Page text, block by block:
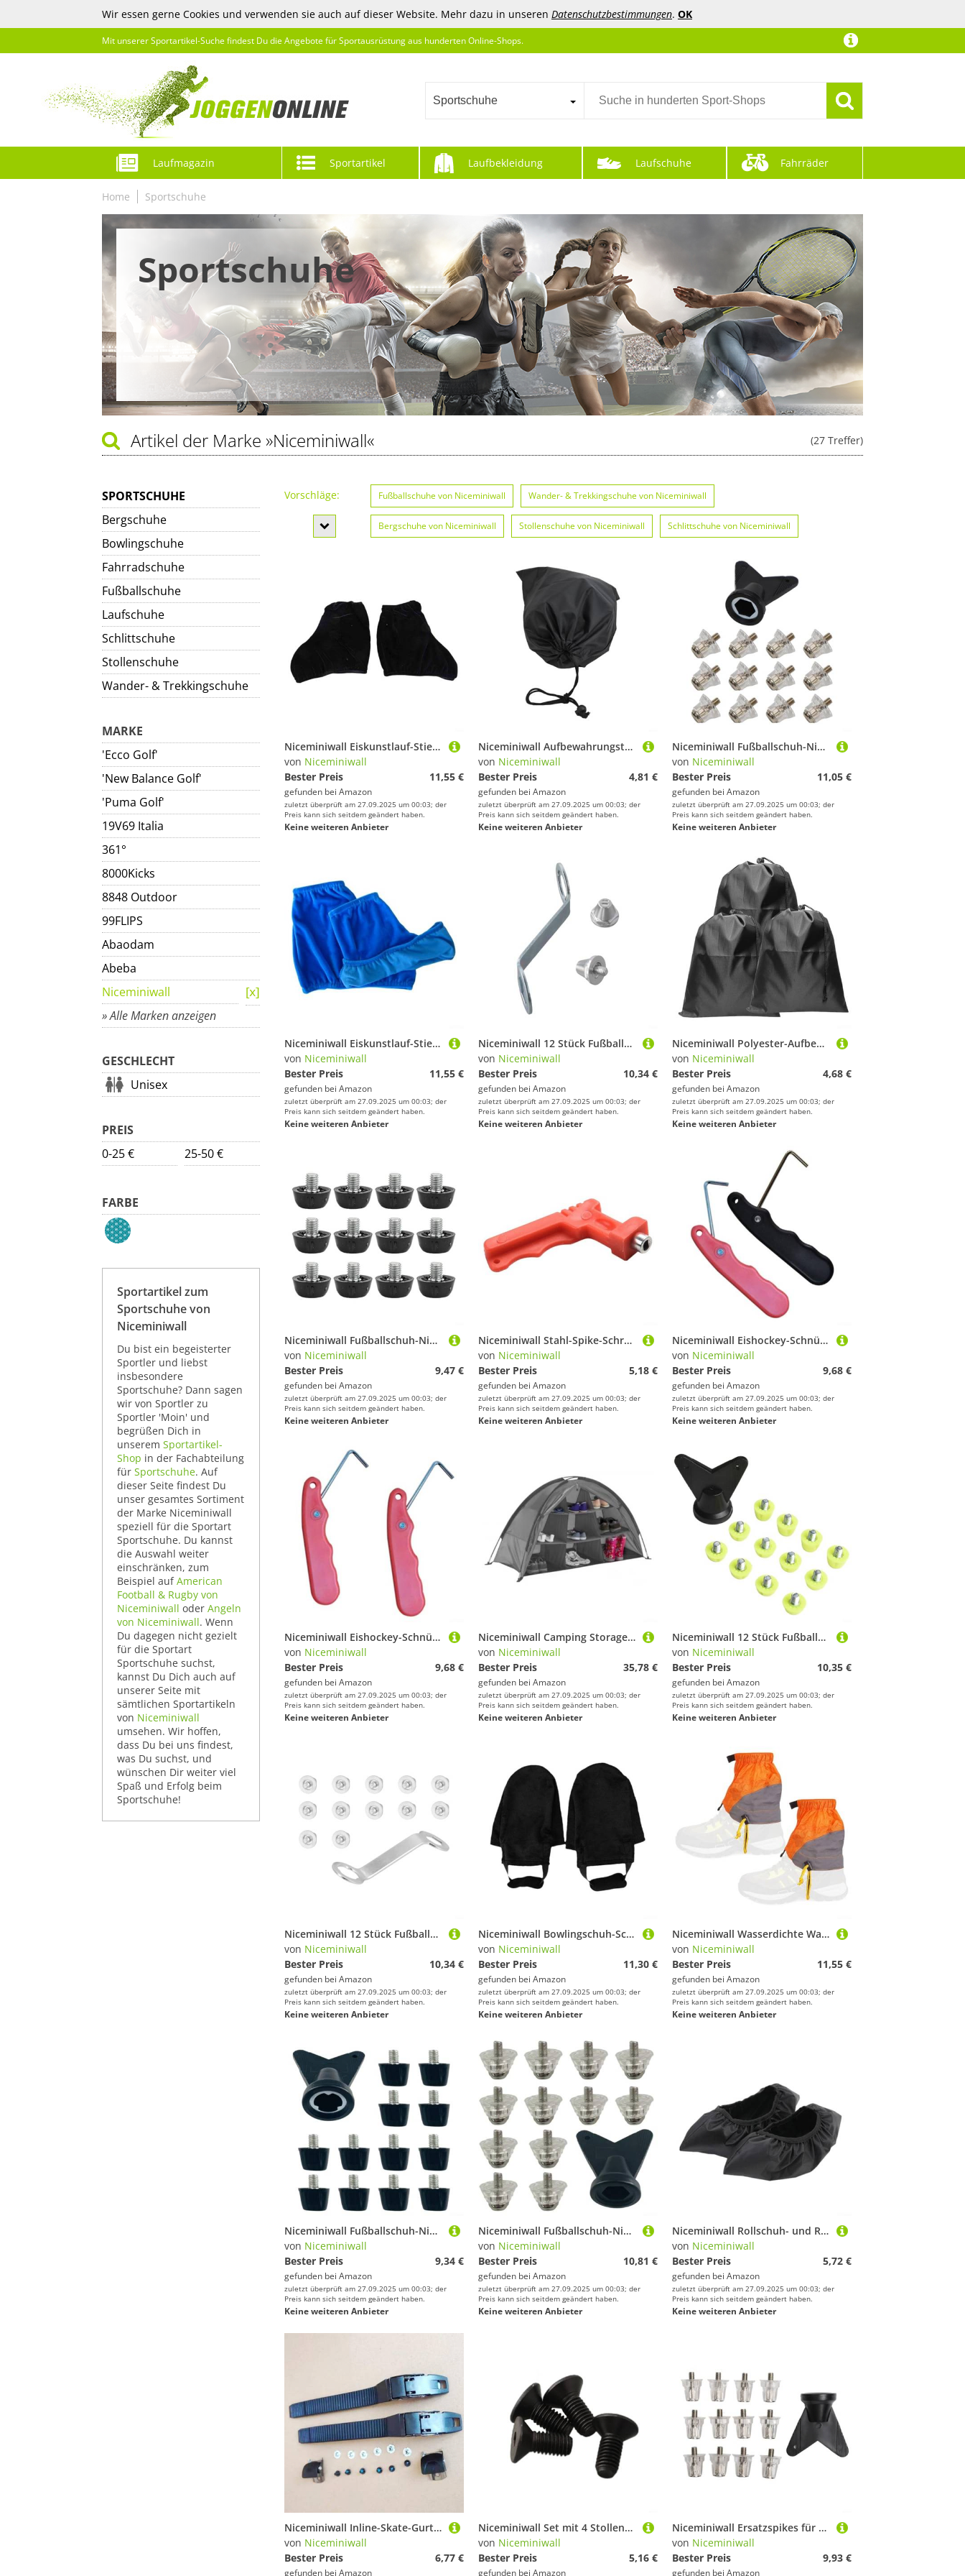
Wir essen gerne Cookies und verwenden sie auch auf dieser Website. Mehr dazu in unseren Datenschutzbestimmungen. OK
Mit unserer Sportartikel-Suche findest Du die Angebote für Sportausrüstung aus hunderten Online-Shops.
Sportschuhe
Laufmagazin Sportartikel Laufbekleidung Laufschuhe Fahrräder
Home Sportschuhe
Sportschuhe
(27 Treffer)
Artikel der Marke »Niceminiwall«
SPORTSCHUHE
Bergschuhe
Bowlingschuhe
Fahrradschuhe
Fußballschuhe
Laufschuhe
Schlittschuhe
Stollenschuhe
Wander- & Trekkingschuhe
MARKE
'Ecco Golf'
'New Balance Golf'
'Puma Golf'
19V69 Italia
361°
8000Kicks
8848 Outdoor
99FLIPS
Abaodam
Abeba
Niceminiwall
» Alle Marken anzeigen
GESCHLECHT
Unisex
PREIS
0-25 €
25-50 €
FARBE
Sportartikel zum
Sportschuhe von
Niceminiwall
Du bist ein begeisterter
Sportler und liebst
insbesondere
Sportschuhe? Dann sagen
wir von Sportler zu
Sportler 'Moin' und
begrüßen Dich in
unserem Sportartikel-
Shop in der Fachabteilung
für Sportschuhe. Auf
dieser Seite findest Du
unser gesamtes Sortiment
der Marke Niceminiwall
speziell für die Sportart
Sportschuhe. Du kannst
die Auswahl weiter
einschränken, zum
Beispiel aufAmerican
Football & Rugby von
Niceminiwall oder Angeln
von Niceminiwall. Wenn
Du dagegen nicht gezielt
für die Sportart
Sportschuhe suchst,
kannst Du Dich auch auf
unserer Seite mit
sämtlichen Sportartikeln
von Niceminiwall
umsehen. Wir hoffen,
dass Du bei uns findest,
was Du suchst, und
wünschen Dir weiter viel
Spaß und Erfolg beim
Sportschuhe!
Vorschläge: Fußballschuhe von Niceminiwall Wander- & Trekkingschuhe von Niceminiwall
Bergschuhe von Niceminiwall Stollenschuhe von Niceminiwall Schlittschuhe von Niceminiwall
Niceminiwall Eiskunstlauf-Stiefelüberzüge, elastisch, schützend, Polyester, Schuhschoner für Schlittschuhe und Hockeyschlittschuhe, staubabweisend, schmutzabweisend, wiederverwendbar, waschbar
von Niceminiwall
Bester Preis
11,55 €
gefunden bei Amazon
zuletzt überprüft am 27.09.2025 um 00:03; der
Preis kann sich seitdem geändert haben.
Keine weiteren Anbieter
Niceminiwall Aufbewahrungstasche aus Polyester mit Kordelzug für Camping, Wandern, Angeln, Radfahren, Reisen, Fitnessstudio, leichter 210D-Kleidungs- und Schuh-Organizer-Sack, mehrere Größen für
von Niceminiwall
Bester Preis
4,81 €
gefunden bei Amazon
zuletzt überprüft am 27.09.2025 um 00:03; der
Preis kann sich seitdem geändert haben.
Keine weiteren Anbieter
Niceminiwall Fußballschuh-Nieten, 5 mm Gewinde, Metall, Kunststoff, Ersatzspikes, rutschfest, stabiler Griff für Standard-Fußballschuhe für Rugby- und Wanderschuhe (16 mm), 12 Stück
von Niceminiwall
Bester Preis
11,05 €
gefunden bei Amazon
zuletzt überprüft am 27.09.2025 um 00:03; der
Preis kann sich seitdem geändert haben.
Keine weiteren Anbieter
Niceminiwall Eiskunstlauf-Stiefelüberzüge, elastisch, schützend, Polyester, Schuhschoner für Schlittschuhe und Hockeyschlittschuhe, staubabweisend, schmutzabweisend, wiederverwendbar, waschbar
von Niceminiwall
Bester Preis
11,55 €
gefunden bei Amazon
zuletzt überprüft am 27.09.2025 um 00:03; der
Preis kann sich seitdem geändert haben.
Keine weiteren Anbieter
Niceminiwall 12 Stück Fußballschuh-Nieten aus Aluminiumlegierung, stabile rutschfeste Stollen, kompatibel mit Standard-Rugby- und Fußballschuhen mit 5 mm Gewinde, inklusive (11 mm)
von Niceminiwall
Bester Preis
10,34 €
gefunden bei Amazon
zuletzt überprüft am 27.09.2025 um 00:03; der
Preis kann sich seitdem geändert haben.
Keine weiteren Anbieter
Niceminiwall Polyester-Aufbewahrungstasche mit Kordelzug für Camping, Wandern, Angeln, Radfahren, Reisen, Fitnessstudio, leichter 210D-Kleidungs- und Schuh-Organizer-Sack, mehrere Größen für Outdoor
von Niceminiwall
Bester Preis
4,68 €
gefunden bei Amazon
zuletzt überprüft am 27.09.2025 um 00:03; der
Preis kann sich seitdem geändert haben.
Keine weiteren Anbieter
Niceminiwall Fußballschuh-Nieten, Ersatzspikes, stabiles, rutschfestes 5-mm-Gewinde für Rugby-Stollen und Wanderschuhe, Metall- und Kunststoffnieten in verschiedenen Größen mit 7 mm, 12 Stück
von Niceminiwall
Bester Preis
9,47 €
gefunden bei Amazon
zuletzt überprüft am 27.09.2025 um 00:03; der
Preis kann sich seitdem geändert haben.
Keine weiteren Anbieter
Niceminiwall Stahl-Spike-Schraubenschlüssel-Set für Laufschuhe, robustes Bolzenentfernungswerkzeug, leichtes tragbares Design für Spike-Wechsel, geeignet für die meisten
von Niceminiwall
Bester Preis
5,18 €
gefunden bei Amazon
zuletzt überprüft am 27.09.2025 um 00:03; der
Preis kann sich seitdem geändert haben.
Keine weiteren Anbieter
Niceminiwall Eishockey-Schnürsenkel-Werkzeug, 2 Stück, PP und Edelstahl, Zubehör für Schlittschuhe und Rollschuhe, tragbarer, faltbarer Schuh (schwarz und rot)
von Niceminiwall
Bester Preis
9,68 €
gefunden bei Amazon
zuletzt überprüft am 27.09.2025 um 00:03; der
Preis kann sich seitdem geändert haben.
Keine weiteren Anbieter
Niceminiwall Eishockey-Schnürsenkel-Werkzeug, 2 Stück, PP und Edelstahl, Zubehör für Schlittschuhe und Rollschuhe, tragbarer, faltbarer Schuh (2 Stück, rot)
von Niceminiwall
Bester Preis
9,68 €
gefunden bei Amazon
zuletzt überprüft am 27.09.2025 um 00:03; der
Preis kann sich seitdem geändert haben.
Keine weiteren Anbieter
Niceminiwall Camping Storage Organizer mit 9 Ablagen, zusammenklappbarer Kleiderschrank Schrank für Schuhe und Kleidung, tragbare faltbare Oxford-Stoff-Einheit für Zelt, Wohnmobil, Wandern und
von Niceminiwall
Bester Preis
35,78 €
gefunden bei Amazon
zuletzt überprüft am 27.09.2025 um 00:03; der
Preis kann sich seitdem geändert haben.
Keine weiteren Anbieter
Niceminiwall 12 Stück Fußballschuh-Nieten, Ersatzspikes, Kunststoff-Fußballschuh-Stollen mit starkem Halt und rutschfestem Design, inklusive 8 Stück 7 mm und 4 Stück 10 mm Nieten, Grün 7 mm + 10 mm
von Niceminiwall
Bester Preis
10,35 €
gefunden bei Amazon
zuletzt überprüft am 27.09.2025 um 00:03; der
Preis kann sich seitdem geändert haben.
Keine weiteren Anbieter
Niceminiwall 12 Stück Fußballschuh-Nieten aus Aluminiumlegierung, stabile rutschfeste Stollen, kompatibel mit Standard-Rugby- und Fußballschuhen mit 5 mm Gewinde, inklusive (13 mm)
von Niceminiwall
Bester Preis
10,34 €
gefunden bei Amazon
zuletzt überprüft am 27.09.2025 um 00:03; der
Preis kann sich seitdem geändert haben.
Keine weiteren Anbieter
Niceminiwall Bowlingschuh-Schieberüberzüge mit Gummiband, verstellbare Passform, Polyester-Protektoren zur Reduzierung der Reibung und zum Sauberhalten der Sohlen, geeignet für Männer u
von Niceminiwall
Bester Preis
11,30 €
gefunden bei Amazon
zuletzt überprüft am 27.09.2025 um 00:03; der
Preis kann sich seitdem geändert haben.
Keine weiteren Anbieter
Niceminiwall Wasserdichte Wander-Beingamaschen für Stiefel, 20D-Silikonbeschichtetes Tuch, schneefest, leicht, verschleißfest, Outdoor-Schutz für Wandern, Camping, Orange
von Niceminiwall
Bester Preis
11,55 €
gefunden bei Amazon
zuletzt überprüft am 27.09.2025 um 00:03; der
Preis kann sich seitdem geändert haben.
Keine weiteren Anbieter
Niceminiwall Fußballschuh-Nieten, Ersatzspikes, stabiles, rutschfestes 5-mm-Gewinde für Rugby-Stollen und Wanderschuhe, Metall- und Kunststoffnieten in verschiedenen Größen mit 9 mm, 12 Stück
von Niceminiwall
Bester Preis
9,34 €
gefunden bei Amazon
zuletzt überprüft am 27.09.2025 um 00:03; der
Preis kann sich seitdem geändert haben.
Keine weiteren Anbieter
Niceminiwall Fußballschuh-Nieten, 5 mm Gewinde, Metall, Kunststoff, Ersatzspikes, rutschfest, stabiler Griff für Standard-Fußballschuhe für Rugby- und Wanderschuhe (13 mm), 12 Stück
von Niceminiwall
Bester Preis
10,81 €
gefunden bei Amazon
zuletzt überprüft am 27.09.2025 um 00:03; der
Preis kann sich seitdem geändert haben.
Keine weiteren Anbieter
Niceminiwall Rollschuh- und Rollschuh-Abdeckung, Oxford-Tuch, Staubschutz, Radschoner mit elastischer Öffnung, für Schlittschuhe bis Größe 45, passend für 4 x 72 mm bis 4 x 90 mm
von Niceminiwall
Bester Preis
5,72 €
gefunden bei Amazon
zuletzt überprüft am 27.09.2025 um 00:03; der
Preis kann sich seitdem geändert haben.
Keine weiteren Anbieter
Niceminiwall Inline-Skate-Gurtschnallen-Ersatz-Kit mit Klemmschrauben und Muttern, langlebiges PP-Material Rollschuh-Zubehör für die Reparatur oder Aufrüstung von Schlittschuhen, (A)
von Niceminiwall
Bester Preis
6,77 €
gefunden bei Amazon
Niceminiwall Set mit 4 Stollenbefestigungsschrauben, Stahlschrauben für selbstsichernde Pedalverriegelung, Fahrradschuhe, Zubehör, dauerhafte schwarze Ersatz-Hardware für sichere
von Niceminiwall
Bester Preis
5,16 €
gefunden bei Amazon
Niceminiwall Ersatzspikes für Fußballschuhe aus Aluminiumlegierung, stabile rutschfeste Stollen, kompatibel mit Standard-Rugby- und Fußballschuhen mit 5 mm Gewinde, inklusive 15 mm, 12 Stück
von Niceminiwall
Bester Preis
9,93 €
gefunden bei Amazon